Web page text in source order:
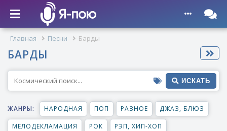
Главная Песни Барды
БАРДЫ
ИСКАТЬ
ЖАНРЫ: НАРОДНАЯ ПОП РАЗНОЕ ДЖАЗ, БЛЮЗ
МЕЛОДЕКЛАМАЦИЯ РОК РЭП, ХИП-ХОП